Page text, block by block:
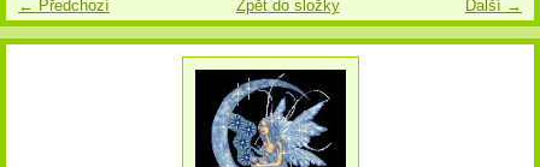
← Předchozí Další →
Zpět do složky